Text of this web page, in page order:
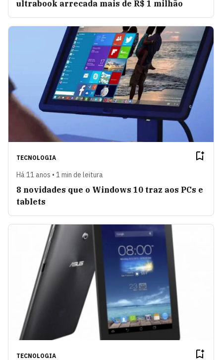
ultrabook arrecada mais de R$ 1 milhão
TECNOLOGIA
Há 11 anos • 1 min de leitura
8 novidades que o Windows 10 traz aos PCs e
tablets
TECNOLOGIA